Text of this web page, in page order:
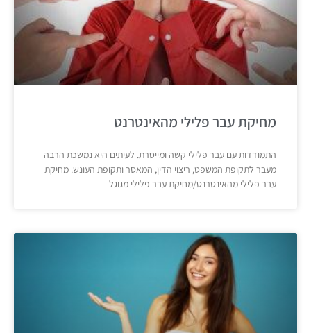
מחיקת עבר פלילי מהאינטרנט
התמודדות עם עבר פלילי קשה ומייסרת. לעיתים היא נמשכת הרבה
מעבר לתקופת המשפט, ריצוי הדין, המאסר ותקופת העונש. מחיקת
עבר פלילי מהאינטרנט/מחיקת עבר פלילי מגוגל